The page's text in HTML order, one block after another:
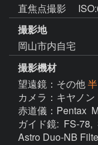
直焦点撮影
撮影地
岡山市内自宅
撮影機材
望遠鏡：その他
カメラ：キヤノン
赤道儀：Pentax
ガイド鏡:  FS-78,
Astro Duo-NB